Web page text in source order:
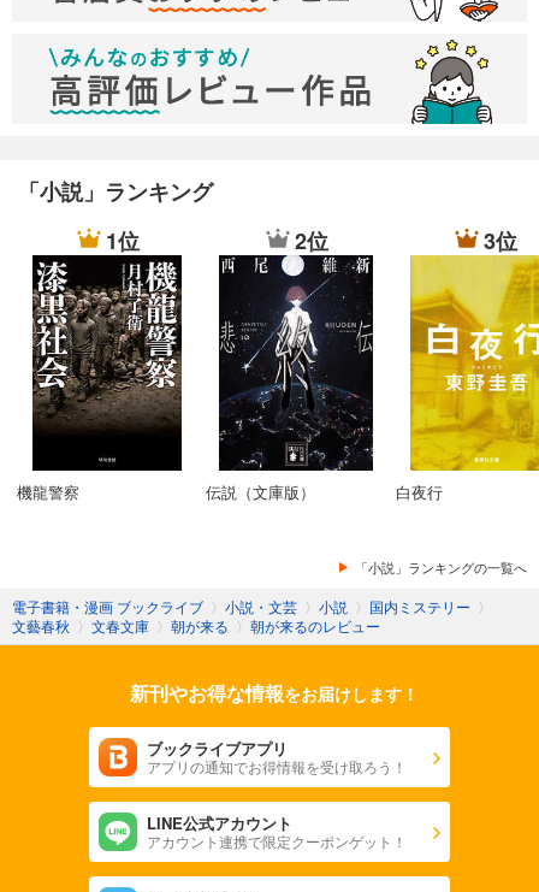
「小説」ランキング
1位
機龍警察
2位
伝説（文庫版）
3位
白夜行
「小説」ランキングの一覧へ
電子書籍・漫画 ブックライブ 〉 小説・文芸 〉 小説 〉 国内ミステリー 〉
文藝春秋 〉 文春文庫 〉 朝が来る 〉 朝が来るのレビュー
新刊やお得な情報をお届けします！
ブックライブアプリ
アプリの通知でお得情報を受け取ろう！
LINE公式アカウント
アカウント連携で限定クーポンゲット！